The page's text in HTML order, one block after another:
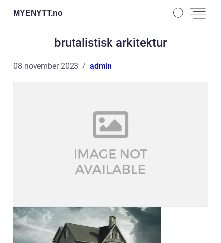
MYENYTT.no
brutalistisk arkitektur
08 november 2023 admin